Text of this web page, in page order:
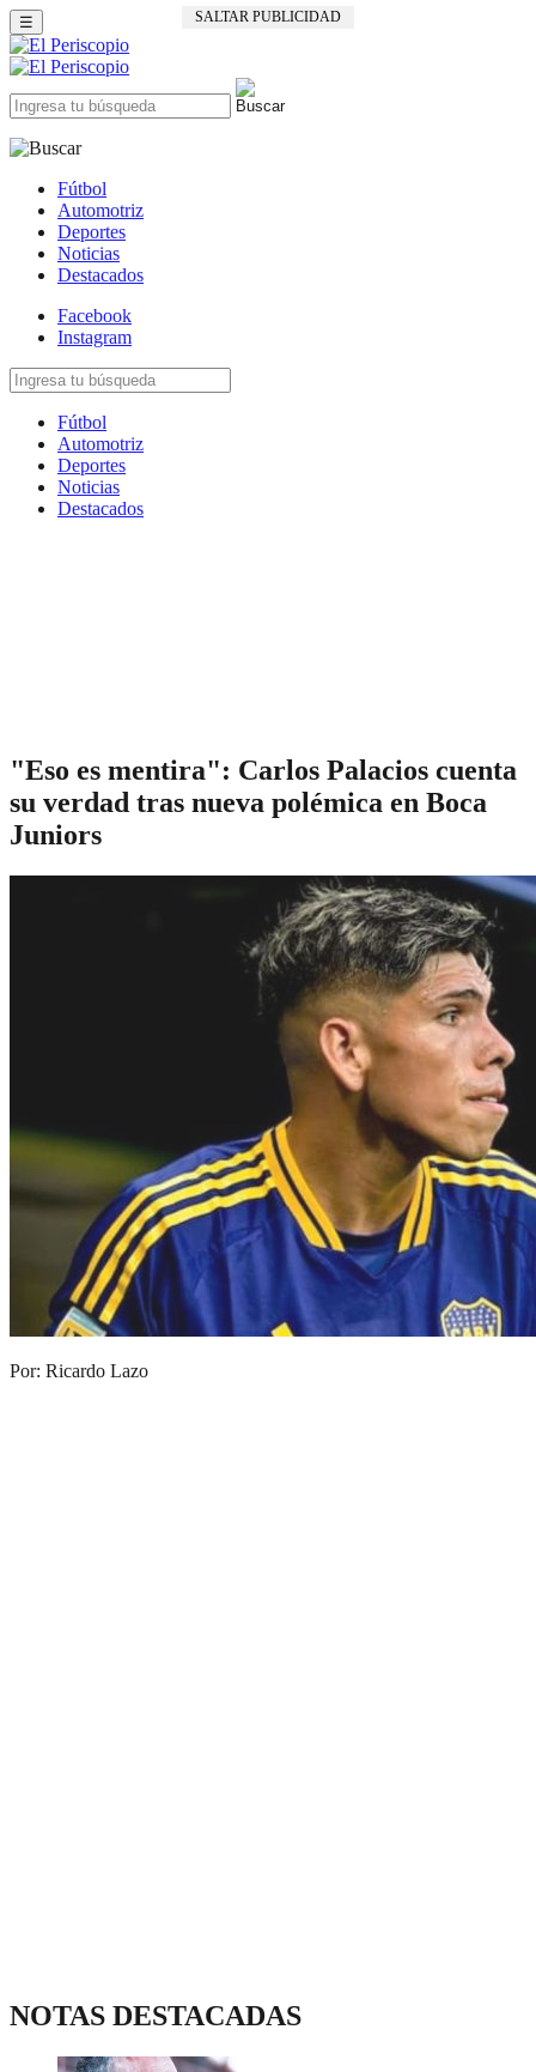
SALTAR PUBLICIDAD
☰
Fútbol
Automotriz
Deportes
Noticias
Destacados
Facebook
Instagram
Fútbol
Automotriz
Deportes
Noticias
Destacados
"Eso es mentira": Carlos Palacios cuenta
su verdad tras nueva polémica en Boca
Juniors
Por: Ricardo Lazo
NOTAS DESTACADAS